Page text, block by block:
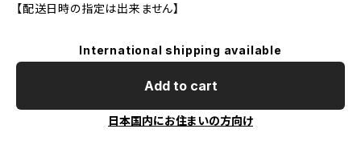
【配送日時の指定は出来ません】
International shipping available
Add to cart
日本国内にお住まいの方向け